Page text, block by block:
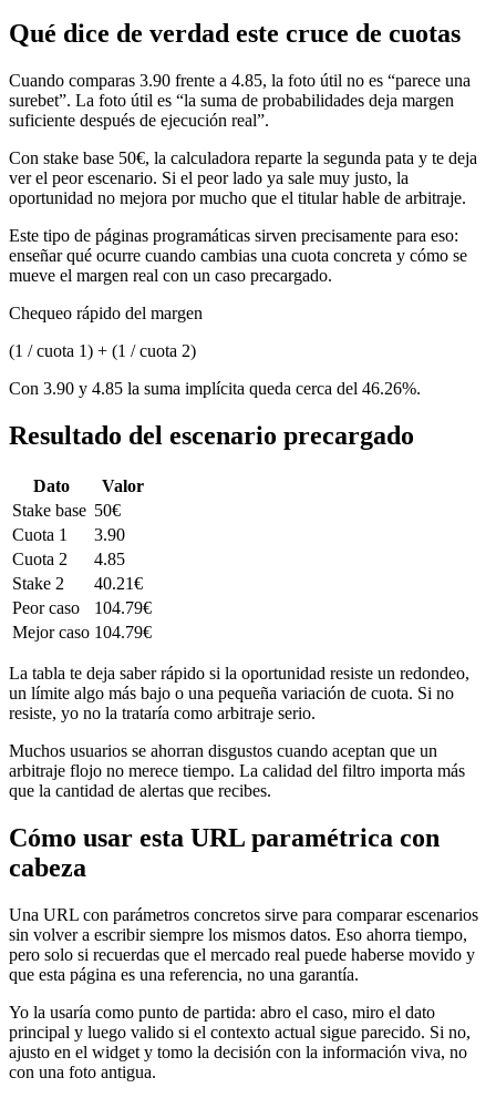
Qué dice de verdad este cruce de cuotas
Cuando comparas 3.90 frente a 4.85, la foto útil no es “parece una
surebet”. La foto útil es “la suma de probabilidades deja margen
suficiente después de ejecución real”.
Con stake base 50€, la calculadora reparte la segunda pata y te deja
ver el peor escenario. Si el peor lado ya sale muy justo, la
oportunidad no mejora por mucho que el titular hable de arbitraje.
Este tipo de páginas programáticas sirven precisamente para eso:
enseñar qué ocurre cuando cambias una cuota concreta y cómo se
mueve el margen real con un caso precargado.
Chequeo rápido del margen
(1 / cuota 1) + (1 / cuota 2)
Con 3.90 y 4.85 la suma implícita queda cerca del 46.26%.
Resultado del escenario precargado
Dato
Valor
Stake base 50€
Cuota 1
3.90
Cuota 2
4.85
Stake 2
40.21€
Peor caso
104.79€
Mejor caso 104.79€
La tabla te deja saber rápido si la oportunidad resiste un redondeo,
un límite algo más bajo o una pequeña variación de cuota. Si no
resiste, yo no la trataría como arbitraje serio.
Muchos usuarios se ahorran disgustos cuando aceptan que un
arbitraje flojo no merece tiempo. La calidad del filtro importa más
que la cantidad de alertas que recibes.
Cómo usar esta URL paramétrica con
cabeza
Una URL con parámetros concretos sirve para comparar escenarios
sin volver a escribir siempre los mismos datos. Eso ahorra tiempo,
pero solo si recuerdas que el mercado real puede haberse movido y
que esta página es una referencia, no una garantía.
Yo la usaría como punto de partida: abro el caso, miro el dato
principal y luego valido si el contexto actual sigue parecido. Si no,
ajusto en el widget y tomo la decisión con la información viva, no
con una foto antigua.